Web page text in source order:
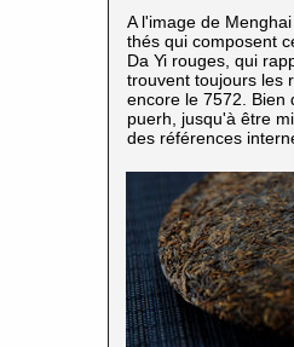
A l'image de
thés qui composent
Da Yi rouges, qui
trouvent toujours les
encore le 7572. Bien
puerh, jusqu'à être
des références